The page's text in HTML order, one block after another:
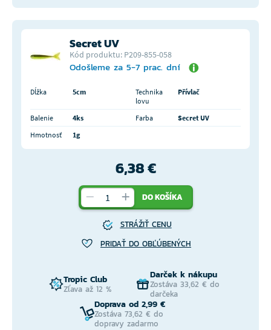
Secret UV
Kód produktu: P209-855-058
Odošleme za 5-7 prac. dní
Dĺžka 5cm
Technika
lovu
Přívlač
Balenie 4ks Farba
Secret UV
Hmotnosť
1g
6,38 €
DO KOŠÍKA
STRÁŽIŤ CENU
PRIDAŤ DO OBĽÚBENÝCH
Tropic Club
Zľava až 12 %
Darček k nákupu
Zostáva 33,62 € do
darčeka
Doprava od 2,99 €
Zostáva 73,62 € do
dopravy zadarmo